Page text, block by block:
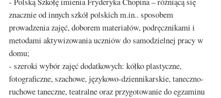
znacznie od innych szkół polskich m.in.. sposobem
prowadzenia zajęć, doborem materiałów, podręcznikami i
metodami aktywizowania uczniów do samodzielnej pracy w
domu;
- szeroki wybór zajęć dodatkowych: kółko plastyczne,
fotograficzne, szachowe, językowo-dziennikarskie, taneczno-
ruchowe taneczne, teatralne oraz przygotowanie do egzaminu